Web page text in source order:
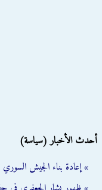
أحدث الأخبار (سياسة)
» إعادة بناء الجيش